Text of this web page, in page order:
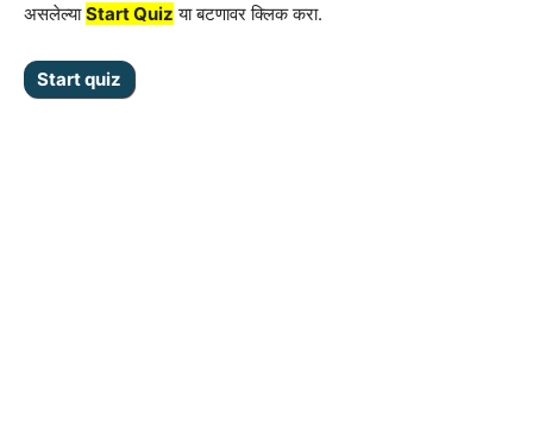
असलेल्याStart Quiz या बटणावर क्लिक करा.